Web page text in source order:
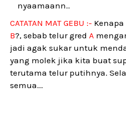
nyaamaann..
CATATAN MAT GEBU :-
B?, sebab telur gred A
jadi agak sukar untuk
yang molek jika kita buat
terutama telur putihnya.
semua...